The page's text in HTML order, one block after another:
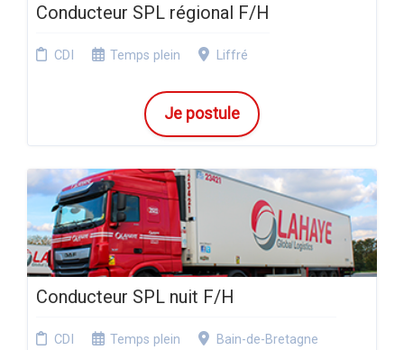
Conducteur SPL régional F/H
CDI Temps plein Liffré
Je postule
Conducteur SPL nuit F/H
CDI Temps plein Bain-de-Bretagne